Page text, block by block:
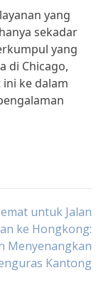
yang
sekadar
yang
di Chicago,
ke dalam
untuk Jalan
ke Hongkong:
Menyenangkan
Kantong